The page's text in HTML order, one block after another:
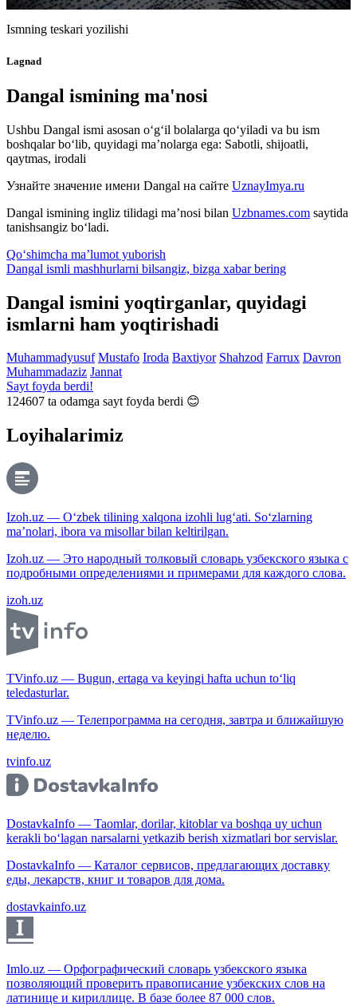
Ismning teskari yozilishi
Lagnad
Dangal ismining ma'nosi
Ushbu Dangal ismi asosan o‘g‘il bolalarga qo‘yiladi va bu ism
boshqalar bo‘lib, quyidagi ma’nolarga ega: Sabotli, shijoatli,
qaytmas, irodali
Узнайте значение имени Dangal на сайте UznayImya.ru
Dangal ismining ingliz tilidagi ma’nosi bilan Uzbnames.com saytida
tanishsangiz bo‘ladi.
Qo‘shimcha ma’lumot yuborish
Dangal ismli mashhurlarni bilsangiz, bizga xabar bering
Dangal ismini yoqtirganlar, quyidagi
ismlarni ham yoqtirishadi
Muhammadyusuf Mustafo Iroda Baxtiyor Shahzod Farrux Davron
Muhammadaziz Jannat
Sayt foyda berdi!
124607 ta odamga sayt foyda berdi 😊
Loyihalarimiz
Izoh.uz — O‘zbek tilining xalqona izohli lug‘ati. So‘zlarning
ma’nolari, ibora va misollar bilan keltirilgan.
Izoh.uz — Это народный толковый словарь узбекского языка с
подробными определениями и примерами для каждого слова.
izoh.uz
TVinfo.uz — Bugun, ertaga va keyingi hafta uchun to‘liq
teledasturlar.
TVinfo.uz — Телепрограмма на сегодня, завтра и ближайшую
неделю.
tvinfo.uz
DostavkaInfo — Taomlar, dorilar, kitoblar va boshqa uy uchun
kerakli bo‘lagan narsalarni yetkazib berish xizmatlari bor servislar.
DostavkaInfo — Каталог сервисов, предлагающих доставку
еды, лекарств, книг и товаров для дома.
dostavkainfo.uz
Imlo.uz — Орфографический словарь узбекского языка
позволяющий проверить правописание узбекских слов на
латинице и кириллице. В базе более 87 000 слов.